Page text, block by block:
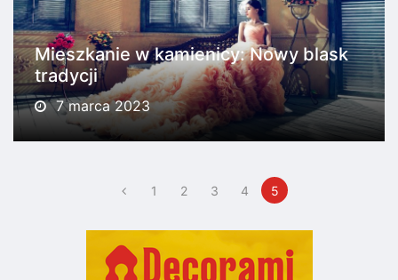
Mieszkanie w kamienicy: Nowy blask
tradycji
7 marca 2023
1 2 3 4 5